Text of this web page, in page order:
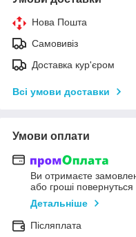
Нова Пошта
Самовивіз
Доставка кур'єром
Всі умови доставки
Умови оплати
Ви отримаєте
або гроші
Детальніше
Післяплата